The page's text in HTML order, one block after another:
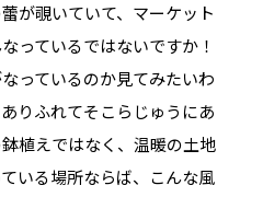
が覗いていて、マーケット
っているではないですか！
っているのか見てみたいわ
りふれてそこらじゅうにあ
植えではなく、温暖の土地
いる場所ならば、こんな風